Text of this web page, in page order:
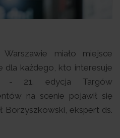
miało miejsce
dla każdego, kto interesuje
- 21. edycja Targów
na scenie pojawił się
Borzyszkowski, ekspert ds.